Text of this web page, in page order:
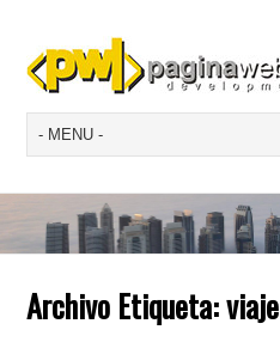
Archivo Etiqueta:viaje